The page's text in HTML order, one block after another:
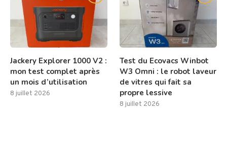
Jackery Explorer 1000 V2 :
mon test complet après
un mois d’utilisation
8 juillet 2026
Test du Ecovacs Winbot
W3 Omni : le robot laveur
de vitres qui fait sa
propre lessive
8 juillet 2026